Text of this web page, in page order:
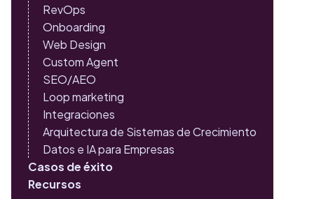
RevOps
Onboarding
Web Design
Custom Agent
SEO/AEO
Loop marketing
Integraciones
Arquitectura de Sistemas de Crecimiento
Datos e IA para Empresas
Casos de éxito
Recursos
Triario | Agencia de
Crecimiento en Inbound
Marketing, SEO y HubSpot
Estrategia, tecnología y ejecución para crecer con
claridad
Ayudamos a empresas en Latinoamérica a atraer,